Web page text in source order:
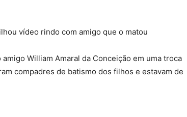
vídeo rindo com amigo que o matou
William Amaral da Conceição em uma troca
compadres de batismo dos filhos e estavam de